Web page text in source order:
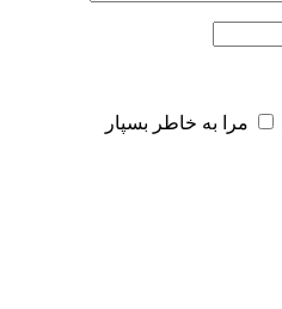
مرا به خاطر بسپار